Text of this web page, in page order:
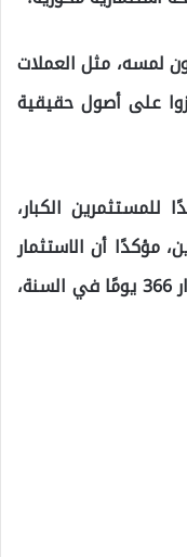
لمسه، مثل العملات
على أصول حقيقية
الكبار،
مؤكدًا أن الاستثمار
يجب أن يكون عملية مستمرة على مدار 366 يومًا في السنة،